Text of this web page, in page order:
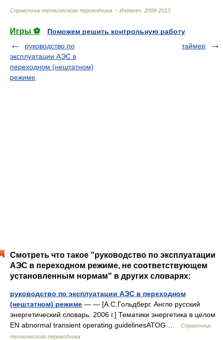
Справочник технического переводчика. – Интент 2009-2013
Игры ⚽
Поможем решить контрольную работу
руководство по
эксплуатации АЭС в
переходном (нештатном)
режиме
таймер
Смотреть что такое "руководство по эксплуатации
АЭС в переходном режиме, не соответствующем
установленным нормам" в других словарях:
руководство по эксплуатации АЭС в переходном
(нештатном) режиме — — [А.С.Гольдберг. Англо русский
энергетический словарь. 2006 г.] Тематики энергетика в целом
EN abnormal transient operating guidelinesATOG …
Справочник
технического переводчика